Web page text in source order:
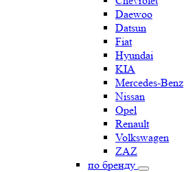
Daewoo
Datsun
Fiat
Hyundai
KIA
Mercedes-Benz
Nissan
Opel
Renault
Volkswagen
ZAZ
по бренду